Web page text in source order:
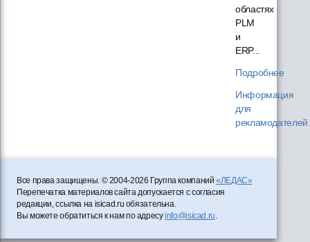
областях
PLM
и
ERP...
Подробнее
Информация
для
рекламодателей
Все права защищены. © 2004-2026 Группа компаний«ЛЕДАС»
Перепечатка материалов сайта допускается с согласия
редакции, ссылка на isicad.ru обязательна.
Вы можете обратиться к нам по адресуinfo@isicad.ru.